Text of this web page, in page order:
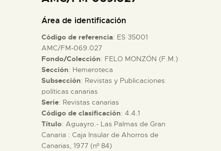
ACTIVIDADES
█
EL MUSEO
COLECCIONES
Área de identificación
Código de referencia: ES 35001
AMC/FM-069.027
Fondo/Colección: FELO MONZÓN (F.M.)
Sección: Hemeroteca
Subsección: Revistas y Publicaciones
políticas canarias
Serie: Revistas canarias
Código de clasificación: 4.4.1
Título: Aguayro.- Las Palmas de Gran
Canaria : Caja Insular de Ahorros de
Canarias, 1977 (nº 84)